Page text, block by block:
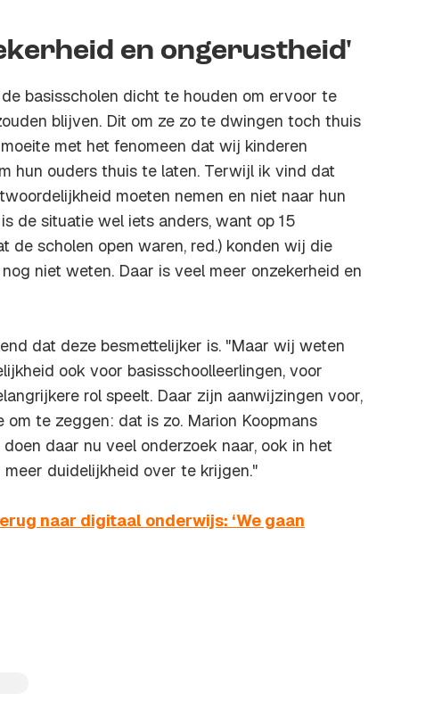
en ongerustheid'
basisscholen dicht te houden om ervoor te
blijven. Dit om ze zo te dwingen toch thuis
met het fenomeen dat wij kinderen
hun ouders thuis te laten. Terwijl ik vind dat
moeten nemen en niet naar hun
de situatie wel iets anders, want op 15
de scholen open waren, red.) konden wij die
niet weten. Daar is veel meer onzekerheid en
dat deze besmettelijker is. "Maar wij weten
ook voor basisschoolleerlingen, voor
rol speelt. Daar zijn aanwijzingen voor,
te zeggen: dat is zo. Marion Koopmans
daar nu veel onderzoek naar, ook in het
duidelijkheid over te krijgen."
naar digitaal onderwijs: ‘We gaan